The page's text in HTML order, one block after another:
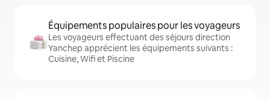
Équipements populaires pour les voyageurs
Les voyageurs effectuant des séjours direction
Yanchep apprécient les équipements suivants :
Cuisine, Wifi et Piscine